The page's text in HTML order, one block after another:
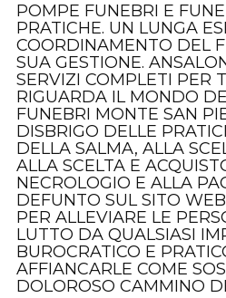
POMPE FUNEBRI E
PRATICHE. UN LUNGA
COORDINAMENTO DEL
SUA GESTIONE.
SERVIZI COMPLETI PER
RIGUARDA IL MONDO
FUNEBRI MONTE SAN
DISBRIGO DELLE
DELLA SALMA, ALLA
ALLA SCELTA E
NECROLOGIO E ALLA
DEFUNTO SUL SITO
PER ALLEVIARE LE
LUTTO DA QUALSIASI
BUROCRATICO E
AFFIANCARLE COME
DOLOROSO CAMMINO